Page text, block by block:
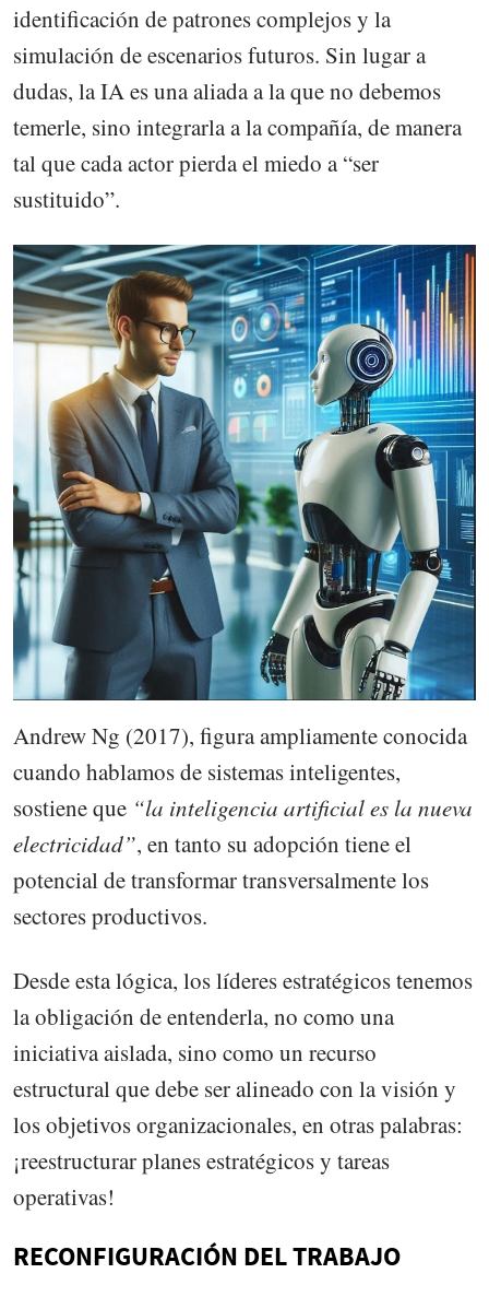
identificación de patrones complejos y la
simulación de escenarios futuros. Sin lugar a
dudas, la IA es una aliada a la que no debemos
temerle, sino integrarla a la compañía, de manera
tal que cada actor pierda el miedo a “ser
sustituido”.
Andrew Ng (2017), figura ampliamente conocida
cuando hablamos de sistemas inteligentes,
sostiene que “la inteligencia artificial es la nueva
electricidad”, en tanto su adopción tiene el
potencial de transformar transversalmente los
sectores productivos.
Desde esta lógica, los líderes estratégicos tenemos
la obligación de entenderla, no como una
iniciativa aislada, sino como un recurso
estructural que debe ser alineado con la visión y
los objetivos organizacionales, en otras palabras:
¡reestructurar planes estratégicos y tareas
operativas!
RECONFIGURACIÓN DEL TRABAJO